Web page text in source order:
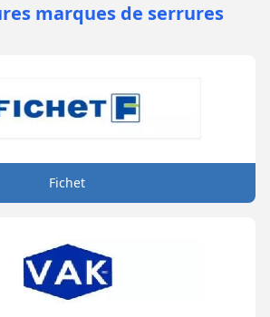
marques de serrures
Fichet